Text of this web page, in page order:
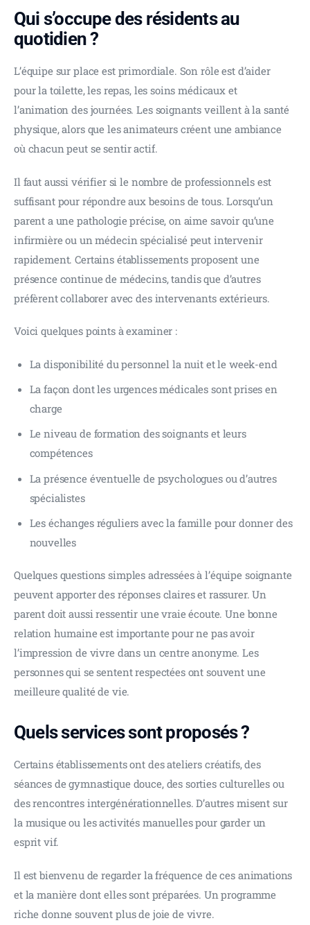
Qui s’occupe des résidents au
quotidien ?
L’équipe sur place est primordiale. Son rôle est d’aider
pour la toilette, les repas, les soins médicaux et
l’animation des journées. Les soignants veillent à la santé
physique, alors que les animateurs créent une ambiance
où chacun peut se sentir actif.
Il faut aussi vérifier si le nombre de professionnels est
suffisant pour répondre aux besoins de tous. Lorsqu’un
parent a une pathologie précise, on aime savoir qu’une
infirmière ou un médecin spécialisé peut intervenir
rapidement. Certains établissements proposent une
présence continue de médecins, tandis que d’autres
préfèrent collaborer avec des intervenants extérieurs.
Voici quelques points à examiner :
La disponibilité du personnel la nuit et le week-end
La façon dont les urgences médicales sont prises en
charge
Le niveau de formation des soignants et leurs
compétences
La présence éventuelle de psychologues ou d’autres
spécialistes
Les échanges réguliers avec la famille pour donner des
nouvelles
Quelques questions simples adressées à l’équipe soignante
peuvent apporter des réponses claires et rassurer. Un
parent doit aussi ressentir une vraie écoute. Une bonne
relation humaine est importante pour ne pas avoir
l’impression de vivre dans un centre anonyme. Les
personnes qui se sentent respectées ont souvent une
meilleure qualité de vie.
Quels services sont proposés ?
Certains établissements ont des ateliers créatifs, des
séances de gymnastique douce, des sorties culturelles ou
des rencontres intergénérationnelles. D’autres misent sur
la musique ou les activités manuelles pour garder un
esprit vif.
Il est bienvenu de regarder la fréquence de ces animations
et la manière dont elles sont préparées. Un programme
riche donne souvent plus de joie de vivre.